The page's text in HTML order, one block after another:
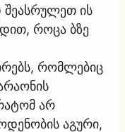
ის
როცა ბზე
რომლებიც
არ
აგური,